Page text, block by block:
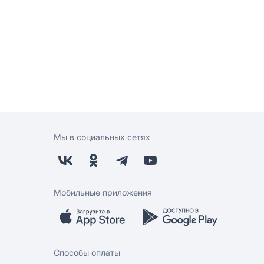
Мы в социальных сетях
Мобильные приложения
Способы оплаты